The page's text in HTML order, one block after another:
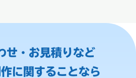
せ・お見積りなど
に関することなら